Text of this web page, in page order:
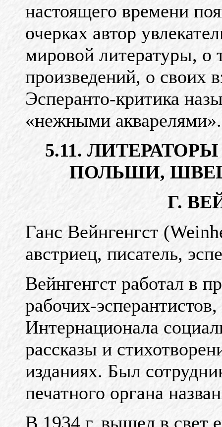
настоящего времени
очерках автор
мировой литературы, о
произведений, о своих
Эсперанто-критика
«нежными акварелями».
5.11.
ПОЛЬШИ,
Г.
Ганс Вейнгенгст
австриец, писатель,
Вейнгенгст работал в
рабочих-
Интернационала
рассказы и
изданиях. Был
печатного органа
В 1934 г. вышел в свет